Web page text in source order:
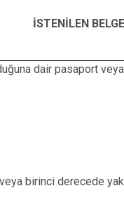
İSTENİLEN
dair pasaport
birinci derecede